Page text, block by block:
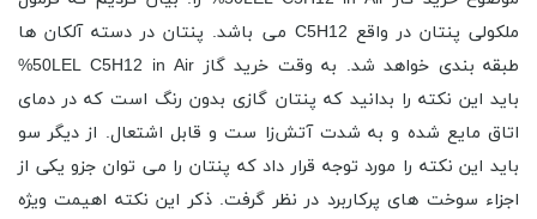
ملکولی پنتان در واقع C5H12 می باشد. پنتان در دسته آلکان ها
طبقه بندی خواهد شد. به وقت خرید گاز 50LEL C5H12 in Air%
باید این نکته را بدانید که پنتان گازی بدون رنگ است که در دمای
اتاق مایع شده و به شدت آتش‌زا ست و قابل اشتعال. از دیگر سو
باید این نکته را مورد توجه قرار داد که پنتان را می ‌توان جزو یکی از
اجزاء سوخت ‌های پرکاربرد در نظر گرفت. ذکر این نکته اهیمت ویژه